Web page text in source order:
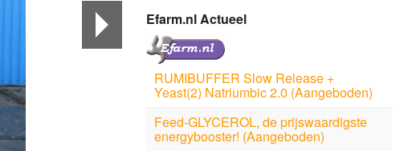
Efarm.nl Actueel
RUMIBUFFER Slow Release +
Yeast(2) Natriumbic 2.0 (Aangeboden)
Feed-GLYCEROL, de prijswaardigste
energybooster! (Aangeboden)